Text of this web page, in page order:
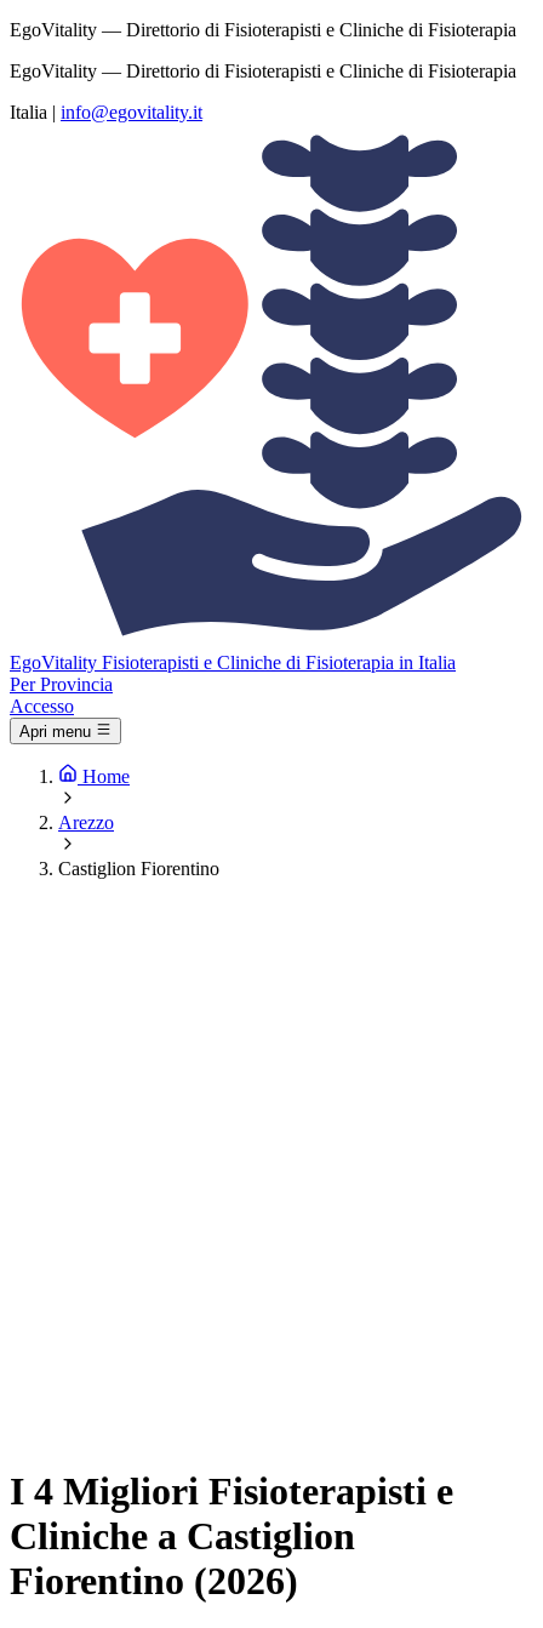
EgoVitality — Direttorio di Fisioterapisti e Cliniche di Fisioterapia
EgoVitality — Direttorio di Fisioterapisti e Cliniche di Fisioterapia
Italia | info@egovitality.it
EgoVitality Fisioterapisti e Cliniche di Fisioterapia in Italia
Per Provincia
Accesso
Apri menu
Home
Arezzo
Castiglion Fiorentino
I 4 Migliori Fisioterapisti e
Cliniche a Castiglion
Fiorentino (2026)